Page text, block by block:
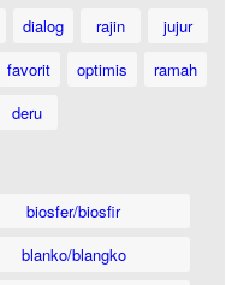
dialog rajin
jujur
favorit optimis
ramah
deru
biosfer/biosfir
blanko/blangko